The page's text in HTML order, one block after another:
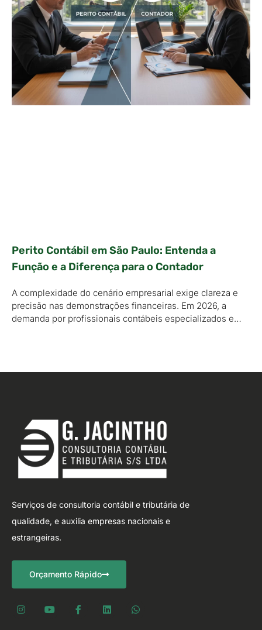
Perito Contábil em São Paulo: Entenda a
Função e a Diferença para o Contador
A complexidade do cenário empresarial exige clareza e
precisão nas demonstrações financeiras. Em 2026, a
demanda por profissionais contábeis especializados e…
Serviços de consultoria contábil e tributária de
qualidade, e auxilia empresas nacionais e
estrangeiras.
Orçamento Rápido